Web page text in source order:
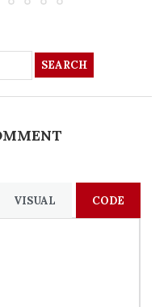
SEARCH
VISUAL CODE